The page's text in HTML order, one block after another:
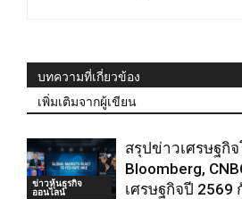
บทความที่เกี่ยวข้อง
เพิ่มเติมจากผู้เขียน
ข่าวหุ้นธุรกิจ
ออนไลน์
สรุปข่าวเศรษฐกิ
Bloomberg,
เศรษฐกิจปี